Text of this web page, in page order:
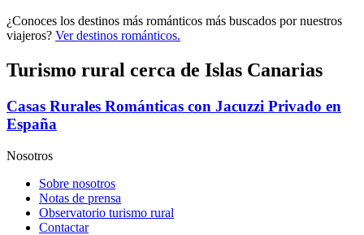
¿Conoces los destinos más románticos más buscados por nuestros
viajeros? Ver destinos románticos.
Turismo rural cerca de Islas Canarias
Casas Rurales Románticas con Jacuzzi Privado en
España
Nosotros
Sobre nosotros
Notas de prensa
Observatorio turismo rural
Contactar